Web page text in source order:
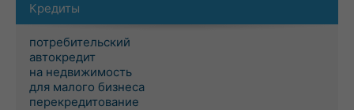
Кредиты
потребительский
автокредит
на недвижимость
для малого бизнеса
перекредитование